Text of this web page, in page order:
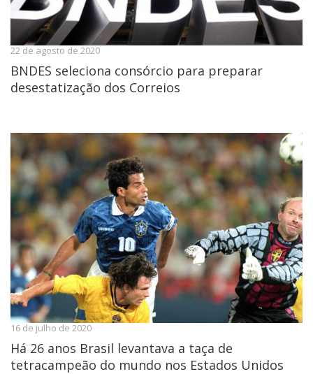
22 de agosto de 2020
BNDES seleciona consórcio para preparar
desestatização dos Correios
16 de julho de 2020
Há 26 anos Brasil levantava a taça de
tetracampeão do mundo nos Estados Unidos